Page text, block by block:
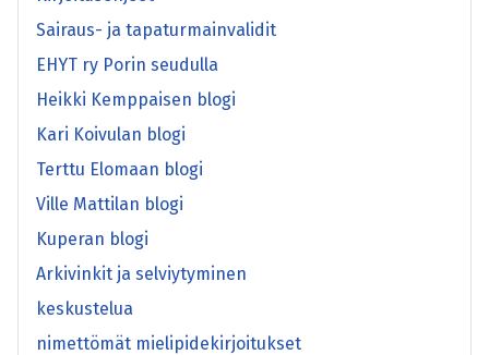
Sairaus- ja tapaturmainvalidit
EHYT ry Porin seudulla
Heikki Kemppaisen blogi
Kari Koivulan blogi
Terttu Elomaan blogi
Ville Mattilan blogi
Kuperan blogi
Arkivinkit ja selviytyminen
keskustelua
nimettömät mielipidekirjoitukset